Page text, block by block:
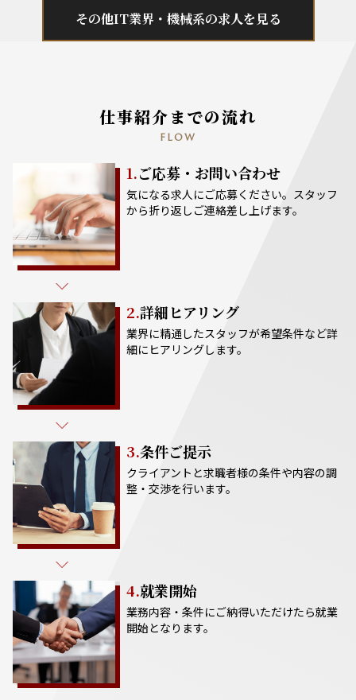
その他IT業界・機械系の求人を見る
仕事紹介までの流れ
FLOW
1.ご応募・お問い合わせ
気になる求人にご応募ください。スタッフ
から折り返しご連絡差し上げます。
2.詳細ヒアリング
業界に精通したスタッフが希望条件など詳
細にヒアリングします。
3.条件ご提示
クライアントと求職者様の条件や内容の調
整・交渉を行います。
4.就業開始
業務内容・条件にご納得いただけたら就業
開始となります。